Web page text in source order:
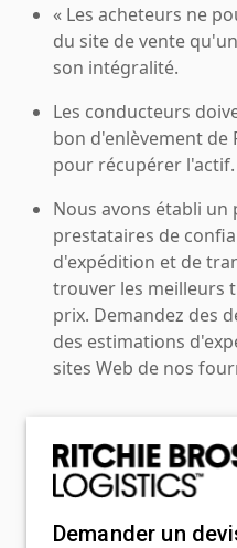
« Les acheteurs ne
du site de vente
son intégralité.
Les conducteurs
bon d'enlèvement de
pour récupérer l'actif.
Nous avons établi un
prestataires de
d'expédition et de
trouver les meilleurs
prix. Demandez des
des estimations
sites Web de nos
Demander un